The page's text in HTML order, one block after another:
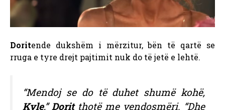
Doritende dukshëm i mërzitur, bën të qartë se
rruga e tyre drejt pajtimit nuk do të jetë e lehtë.
“Mendoj se do të duhet shumë kohë,
Kyle,”Doritthotë me vendosmëri. “Dhe